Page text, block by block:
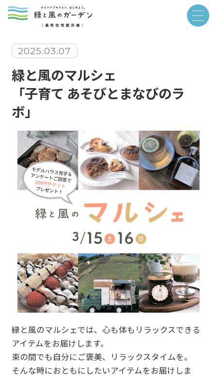
2025.03.07
緑と風のマルシェ
「子育て あそびとまなびのラ
ボ」
緑と風のマルシェでは、心も体もリラックスできる
アイテムをお届けします。
束の間でも自分にご褒美、リラックスタイムを。
そんな時におともにしたいアイテムをお届けしま